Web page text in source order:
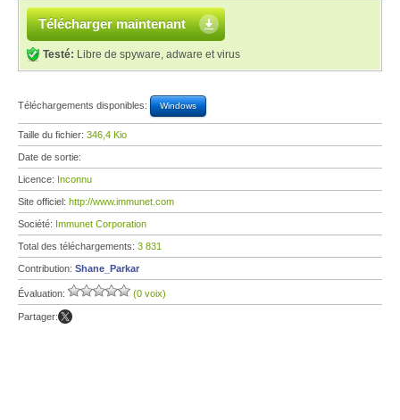
Télécharger maintenant
Testé: Libre de spyware, adware et virus
Téléchargements disponibles: Windows
Taille du fichier: 346,4 Kio
Date de sortie:
Licence: Inconnu
Site officiel: http://www.immunet.com
Société: Immunet Corporation
Total des téléchargements: 3 831
Contribution: Shane_Parkar
Évaluation: (0 voix)
Partager: